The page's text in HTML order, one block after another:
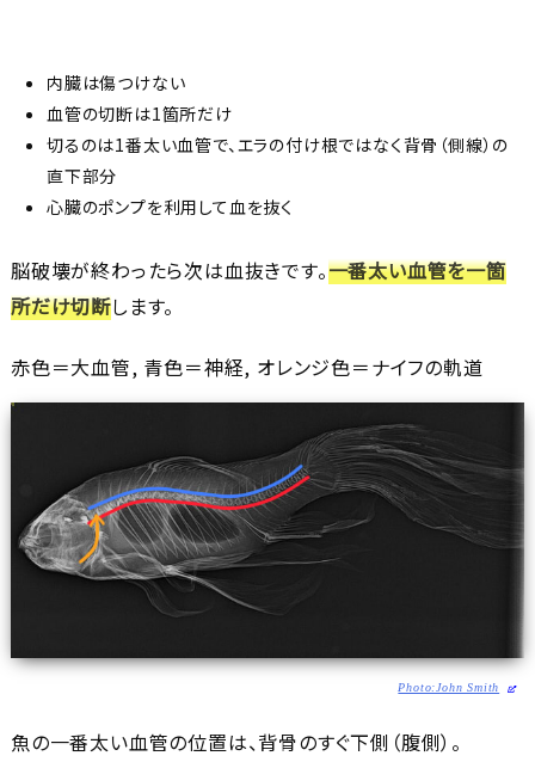
内臓は傷つけない
血管の切断は1箇所だけ
切るのは1番太い血管で、エラの付け根ではなく背骨（側線）の
直下部分
心臓のポンプを利用して血を抜く
脳破壊が終わったら次は血抜きです。一番太い血管を一箇
所だけ切断します。
赤色＝大血管, 青色＝神経, オレンジ色＝ナイフの軌道
Photo:John Smith
魚の一番太い血管の位置は、背骨のすぐ下側（腹側）。